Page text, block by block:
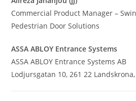
Commercial Product Manager –
Pedestrian Door Solutions
ASSA ABLOY Entrance Systems
ASSA ABLOY Entrance Systems AB
Lodjursgatan 10, 261 22